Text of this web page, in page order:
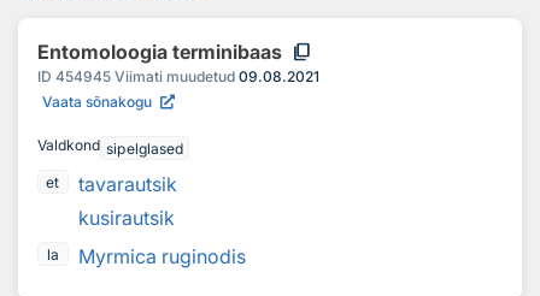
Entomoloogia terminibaas content_copy
ID 454945 Viimati muudetud 09.08.2021
Vaata sõnakogu
Valdkond sipelglased
et
tavarautsik
kusirautsik
la Myrmica ruginodis